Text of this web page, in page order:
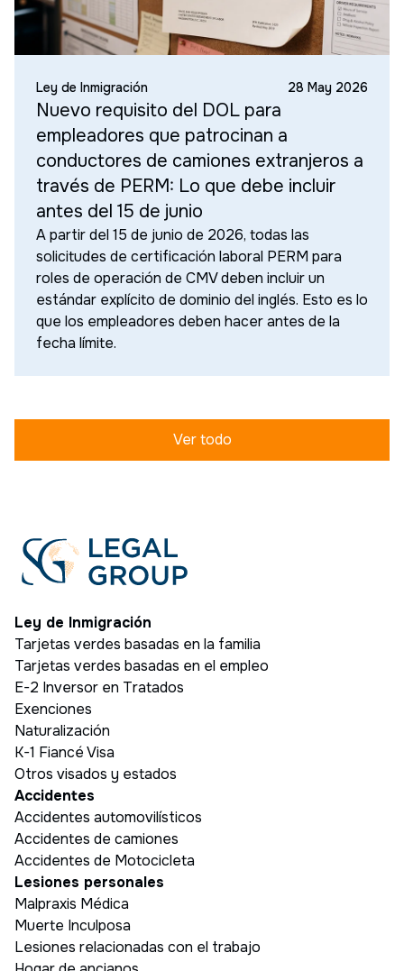
Ley de Inmigración 28 May 2026
Nuevo requisito del DOL para
empleadores que patrocinan a
conductores de camiones extranjeros a
través de PERM: Lo que debe incluir
antes del 15 de junio
A partir del 15 de junio de 2026, todas las
solicitudes de certificación laboral PERM para
roles de operación de CMV deben incluir un
estándar explícito de dominio del inglés. Esto es lo
que los empleadores deben hacer antes de la
fecha límite.
Ver todo
Ley de Inmigración
Tarjetas verdes basadas en la familia
Tarjetas verdes basadas en el empleo
E-2 Inversor en Tratados
Exenciones
Naturalización
K-1 Fiancé Visa
Otros visados y estados
Accidentes
Accidentes automovilísticos
Accidentes de camiones
Accidentes de Motocicleta
Lesiones personales
Malpraxis Médica
Muerte Inculposa
Lesiones relacionadas con el trabajo